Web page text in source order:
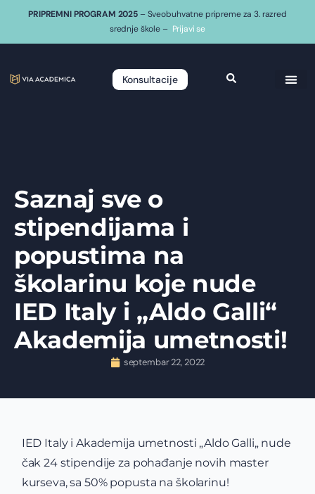
PRIPREMNI PROGRAM 2025 – Sveobuhvatne pripreme za 3. razred
srednje škole – Prijavi se
Konsultacije
Saznaj sve o
stipendijama i
popustima na
školarinu koje nude
IED Italy i „Aldo Galli“
Akademija umetnosti!
septembar 22, 2022
IED Italy i Akademija umetnosti „Aldo Galli„ nude
čak 24 stipendije za pohađanje novih master
kurseva, sa 50% popusta na školarinu!